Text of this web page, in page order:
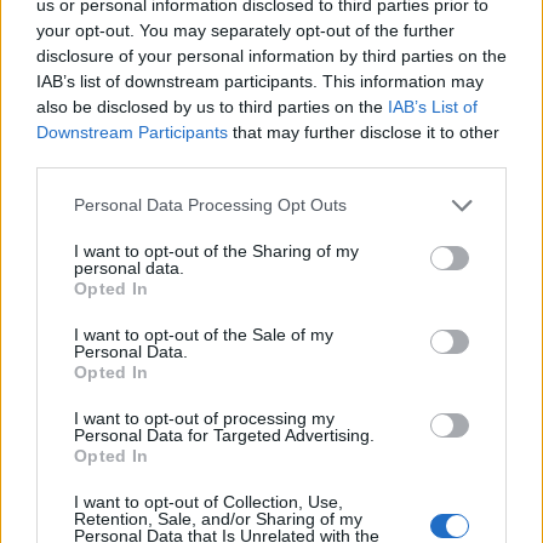
us or personal information disclosed to third parties prior to
your opt-out. You may separately opt-out of the further
disclosure of your personal information by third parties on the
IAB’s list of downstream participants. This information may
also be disclosed by us to third parties on the IAB’s List of
Downstream Participants that may further disclose it to other
Personal Data Processing Opt Outs
I want to opt-out of the Sharing of my
personal data.
Opted In
I want to opt-out of the Sale of my
Personal Data.
Opted In
I want to opt-out of processing my
Personal Data for Targeted Advertising.
Opted In
I want to opt-out of Collection, Use,
Retention, Sale, and/or Sharing of my
Personal Data that Is Unrelated with the
Ούτε ξύδι ούτε μαγειρική σόδα: Το προϊόν του μπάνιου
που θα σας βοηθήσει να διώξετε τα μυρμήγκια
04:43
Ο αέρας στα σακουλάκια με τα τσιπς δεν είναι αέρας
03:17
Οι ειδικοί συμφωνούν: «Ο καλύτερος τρόπος για να
κρατήσετε τους αρουραίους μακριά από τον κήπο σας
είναι αυτά τα τρία φυτά»
02:09
Αδύναμα χέρια και θολή όραση: Πώς η τεχνολογία μπορεί
να επηρεάσει τη φυσική κατάσταση
Δέκα φράσεις για να χωρίσεις χωρίς κακίες και δράματα
Κράμπες: Τι τις προκαλεί και τι να κάνουμε όταν αρχίσουν
οι ενοχλήσεις